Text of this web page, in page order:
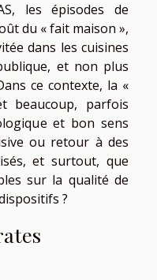
les épisodes de
du « fait maison »,
dans les cuisines
et non plus
ce contexte, la «
beaucoup, parfois
et bon sens
ou retour à des
et surtout, que
sur la qualité de
?